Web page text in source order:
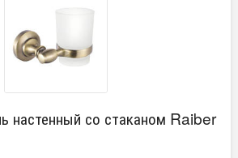
настенный со стаканом Raiber